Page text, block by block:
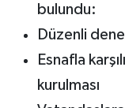
bulundu:
Düzenli
Esnafla
kurulması